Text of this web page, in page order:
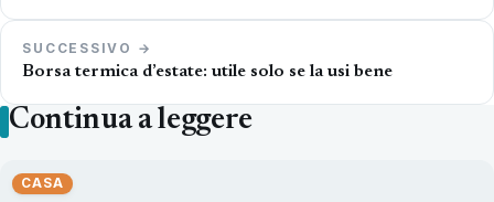
SUCCESSIVO →
Borsa termica d’estate: utile solo se la usi bene
Continua a leggere
CASA